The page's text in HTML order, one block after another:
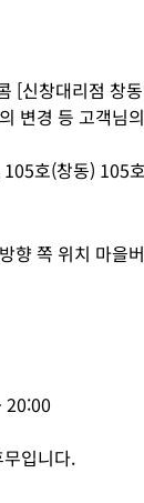
[신창대리점 창
변경 등 고객님
호(창동) 105
향 쪽 위치 마을
20:00
입니다.